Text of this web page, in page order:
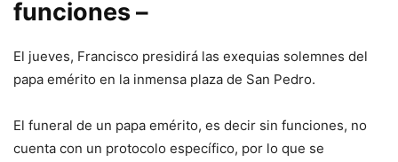
funciones –
El jueves, Francisco presidirá las exequias solemnes del
papa emérito en la inmensa plaza de San Pedro.
El funeral de un papa emérito, es decir sin funciones, no
cuenta con un protocolo específico, por lo que se